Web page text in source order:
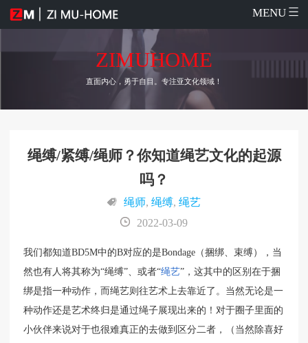
MENU
ZIMUHOME
直面内心，勇于自目。专注亚文化领域！
绳缚/紧缚/绳师？你知道绳艺文化的起源
吗？
绳师, 绳缚, 绳艺
2022-03-09
我们都知道BD5M中的B对应的是Bondage（捆绑、束缚），当
然也有人将其称为“绳缚”、或者“绳艺”，这其中的区别在于捆
绑是指一种动作，而绳艺则往艺术上去靠近了。当然无论是一
种动作还是艺术终归是通过绳子展现出来的！对于圈子里面的
小伙伴来说对于也很难真正的去做到区分二者，（当然除喜好